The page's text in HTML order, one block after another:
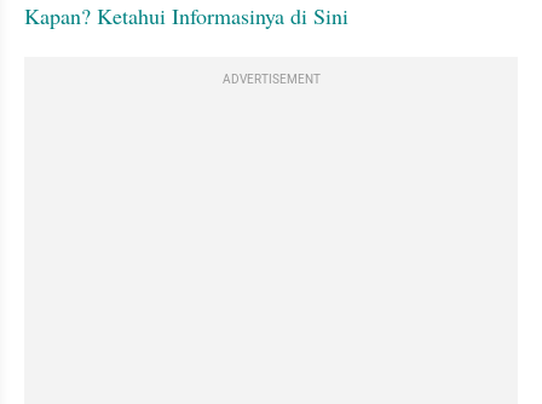
Kapan? Ketahui Informasinya di Sini
ADVERTISEMENT